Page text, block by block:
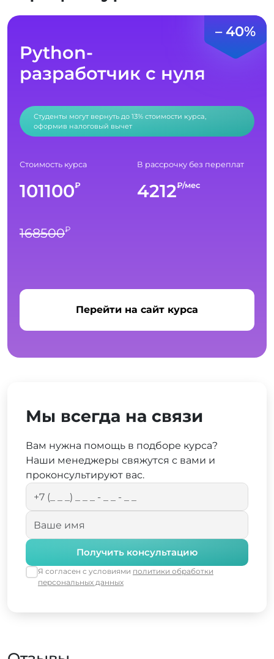
– 40%
Python-
разработчик с нуля
Студенты могут вернуть до 13% стоимости курса,
оформив налоговый вычет
Стоимость курса
101100₽
168500₽
В рассрочку без переплат
4212₽/мес
Перейти на сайт курса
Мы всегда на связи
Вам нужна помощь в подборе курса?
Наши менеджеры свяжутся с вами и
проконсультируют вас.
Получить консультацию
Я согласен с условиями политики обработки
персональных данных